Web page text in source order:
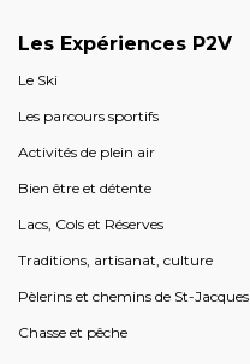
Les Expériences P2V
Le Ski
Les parcours sportifs
Activités de plein air
Bien être et détente
Lacs, Cols et Réserves
Traditions, artisanat, culture
Pèlerins et chemins de St-Jacques
Chasse et pêche